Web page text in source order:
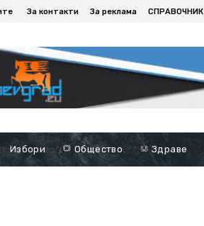
За контакти За реклама СПРАВОЧНИК
Избори Общество Здраве